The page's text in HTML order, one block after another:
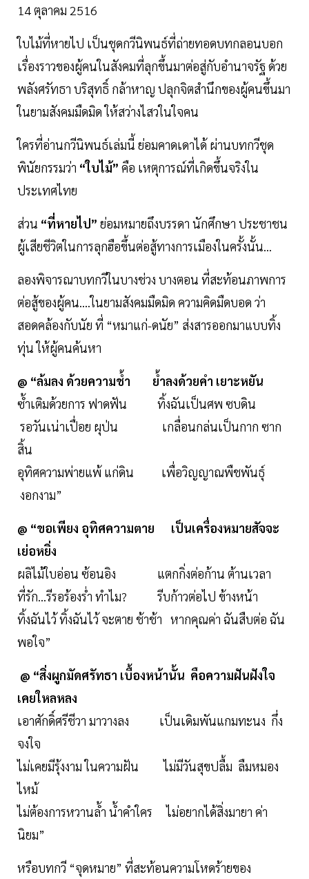
14 ตุลาคม 2516
ใบไม้ที่หายไป เป็นชุดกวีนิพนธ์ที่ถ่ายทอดบทกลอนบอก
เรื่องราวของผู้คนในสังคมที่ลุกขึ้นมาต่อสู่กับอำนาจรัฐ ด้วย
พลังศรัทธา บริสุทธิ์ กล้าหาญ ปลุกจิตสำนึกของผู้คนขึ้นมา
ในยามสังคมมืดมิด ให้สว่างไสวในใจคน
ใครที่อ่านกวีนิพนธ์เล่มนี้ ย่อมคาดเดาได้ ผ่านบทกวีชุด
พินัยกรรมว่า “ใบไม้” คือ เหตุการณ์ที่เกิดขึ้นจริงใน
ประเทศไทย
ส่วน “ที่หายไป” ย่อมหมายถึงบรรดา นักศึกษา ประชาชน
ผู้เสียชีวิตในการลุกฮือขึ้นต่อสู้ทางการเมืองในครั้งนั้น...
ลองพิจารณาบทกวีในบางช่วง บางตอน ที่สะท้อนภาพการ
ต่อสู้ของผู้คน....ในยามสังคมมืดมิด ความคิดมืดบอด ว่า
สอดคล้องกับนัย ที่ “หมาแก่-ดนัย” ส่งสารออกมาแบบทิ้ง
ทุ่น ให้ผู้คนค้นหา
@ “ล้มลง ด้วยความช้ำ ย้ำลงด้วยคำ เยาะหยัน
ซ้ำเติมด้วยการ ฟาดฟัน ทิ้งฉันเป็นศพ ซบดิน
รอวันเน่าเปื่อย ผุป่น เกลื่อนกล่นเป็นกาก ซาก
สิ้น
อุทิศความพ่ายแพ้ แก่ดิน เพื่อวิญญาณพืชพันธุ์
งอกงาม”
@ “ขอเพียง อุทิศความตาย เป็นเครื่องหมายสัจจะ
เย่อหยิ่ง
ผลิไม้ใบอ่อน ซ้อนอิง แตกกิ่งต่อก้าน ต้านเวลา
ที่รัก…รีรอร้องร่ำ ทำไม? รีบก้าวต่อไป ข้างหน้า
ทิ้งฉันไว้ ทิ้งฉันไว้ จะตาย ช้าช้า หากคุณค่า ฉันสืบต่อ ฉัน
พอใจ”
@ “สิ่งผูกมัดศรัทธา เบื้องหน้านั้น คือความฝันฝังใจ
เคยใหลหลง
เอาศักดิ์ศรีชีวา มาวางลง เป็นเดิมพันแกมทะนง กึ่ง
จงใจ
ไม่เคยมีรุ้งงาม ในความฝัน ไม่มีวันสุขปลื้ม ลืมหมอง
ไหม้
ไม่ต้องการหวานล้ำ น้ำคำใคร ไม่อยากได้สิ่งมายา ค่า
นิยม”
หรือบทกวี “จุดหมาย” ที่สะท้อนความโหดร้ายของ